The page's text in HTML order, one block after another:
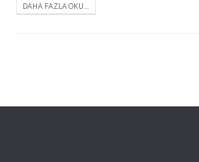
DAHA FAZLA OKU...